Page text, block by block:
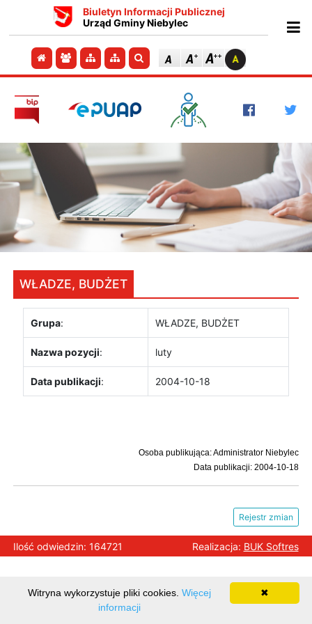
Biuletyn Informacji Publicznej
Urząd Gminy Niebylec
Przejdź do strony głównej
Przejdź do redakcji
Przejdź do mapy strony
Przejdź do mapy strony
Szukaj
WŁADZE, BUDŻET
Grupa: WŁADZE, BUDŻET
Nazwa pozycji: luty
Data publikacji: 2004-10-18
Osoba publikująca: Administrator Niebylec
Data publikacji: 2004-10-18
Rejestr zmian
Ilość odwiedzin: 164721 Realizacja: BUK Softres
✖
Witryna wykorzystuje pliki cookies. Więcej
informacji